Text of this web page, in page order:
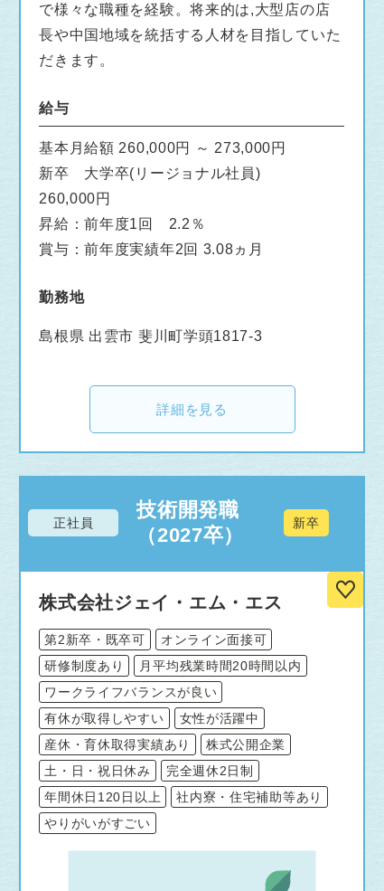
で様々な職種を経験。将来的は,大型店の店
長や中国地域を統括する人材を目指していた
だきます。
給与
基本月給額 260,000円 ～ 273,000円
新卒 大学卒(リージョナル社員)
260,000円
昇給：前年度1回 2.2％
賞与：前年度実績年2回 3.08ヵ月
勤務地
島根県 出雲市 斐川町学頭1817-3
詳細を見る
正社員
技術開発職
（2027卒）
新卒
株式会社ジェイ・エム・エス
第2新卒・既卒可
オンライン面接可
研修制度あり
月平均残業時間20時間以内
ワークライフバランスが良い
有休が取得しやすい
女性が活躍中
産休・育休取得実績あり
株式公開企業
土・日・祝日休み
完全週休2日制
年間休日120日以上
社内寮・住宅補助等あり
やりがいがすごい